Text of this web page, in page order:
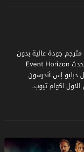
مشاهدة وتحميل فيلم Event Horizon 1997 مترجم جودة عالية بدون
اعلانات مزعجة مشاهدة اون لاين فيلم أفق الحدث Event Horizon
دبليو إس أندرسون
اكوام تيوب.